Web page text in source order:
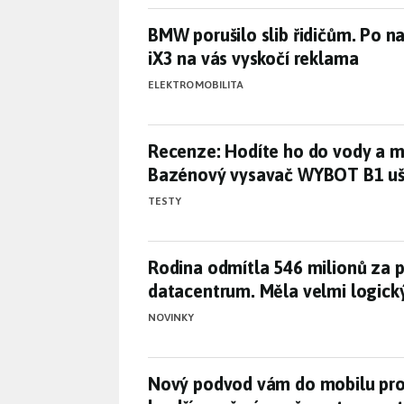
BMW porušilo slib řidičům. Po
BMW porušilo slib řidičům. Po
iX3 na vás vyskočí reklama
ELEKTROMOBILITA
Recenze: Hodíte ho do vody a
Recenze: Hodíte ho do vody a
Bazénový vysavač WYBOT B1
TESTY
Rodina odmítla 546 milionů za
Rodina odmítla 546 milionů za
datacentrum. Měla velmi
NOVINKY
Nový podvod vám do mobilu
Nový podvod vám do mobilu